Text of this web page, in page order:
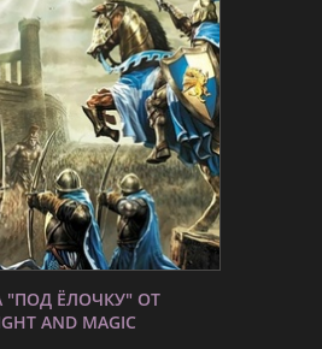
"ПОД ЁЛОЧКУ" ОТ
AND MAGIC